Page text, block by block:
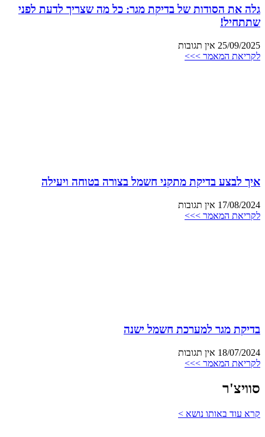
גלה את הסודות של בדיקת מגר: כל מה שצריך לדעת לפני
שתתחיל!
25/09/2025 אין תגובות
לקריאת המאמר >>>
איך לבצע בדיקת מתקני חשמל בצורה בטוחה ויעילה
17/08/2024 אין תגובות
לקריאת המאמר >>>
בדיקת מגר למערכת חשמל ישנה
18/07/2024 אין תגובות
לקריאת המאמר >>>
סוויצ'ר
קרא עוד באותו נושא >